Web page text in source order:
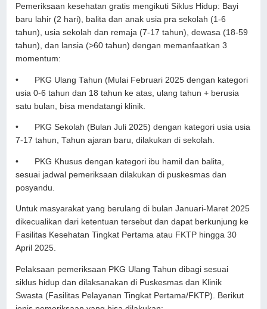
Pemeriksaan kesehatan gratis mengikuti Siklus Hidup: Bayi
baru lahir (2 hari), balita dan anak usia pra sekolah (1-6
tahun), usia sekolah dan remaja (7-17 tahun), dewasa (18-59
tahun), dan lansia (>60 tahun) dengan memanfaatkan 3
momentum:
•
PKG Ulang Tahun (Mulai Februari 2025 dengan kategori
usia 0-6 tahun dan 18 tahun ke atas, ulang tahun + berusia
satu bulan, bisa mendatangi klinik.
•
PKG Sekolah (Bulan Juli 2025) dengan kategori usia usia
7-17 tahun, Tahun ajaran baru, dilakukan di sekolah.
•
PKG Khusus dengan kategori ibu hamil dan balita,
sesuai jadwal pemeriksaan dilakukan di puskesmas dan
posyandu.
Untuk masyarakat yang berulang di bulan Januari-Maret 2025
dikecualikan dari ketentuan tersebut dan dapat berkunjung ke
Fasilitas Kesehatan Tingkat Pertama atau FKTP hingga 30
April 2025.
Pelaksaan pemeriksaan PKG Ulang Tahun dibagi sesuai
siklus hidup dan dilaksanakan di Puskesmas dan Klinik
Swasta (Fasilitas Pelayanan Tingkat Pertama/FKTP). Berikut